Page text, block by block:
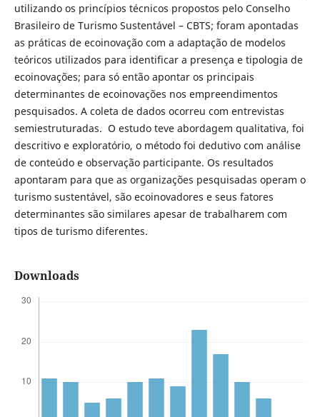
utilizando os princípios técnicos propostos pelo Conselho
Brasileiro de Turismo Sustentável – CBTS; foram apontadas
as práticas de ecoinovação com a adaptação de modelos
teóricos utilizados para identificar a presença e tipologia de
ecoinovações; para só então apontar os principais
determinantes de ecoinovações nos empreendimentos
pesquisados. A coleta de dados ocorreu com entrevistas
semiestruturadas. O estudo teve abordagem qualitativa, foi
descritivo e exploratório, o método foi dedutivo com análise
de conteúdo e observação participante. Os resultados
apontaram para que as organizações pesquisadas operam o
turismo sustentável, são ecoinovadores e seus fatores
determinantes são similares apesar de trabalharem com
tipos de turismo diferentes.
Downloads